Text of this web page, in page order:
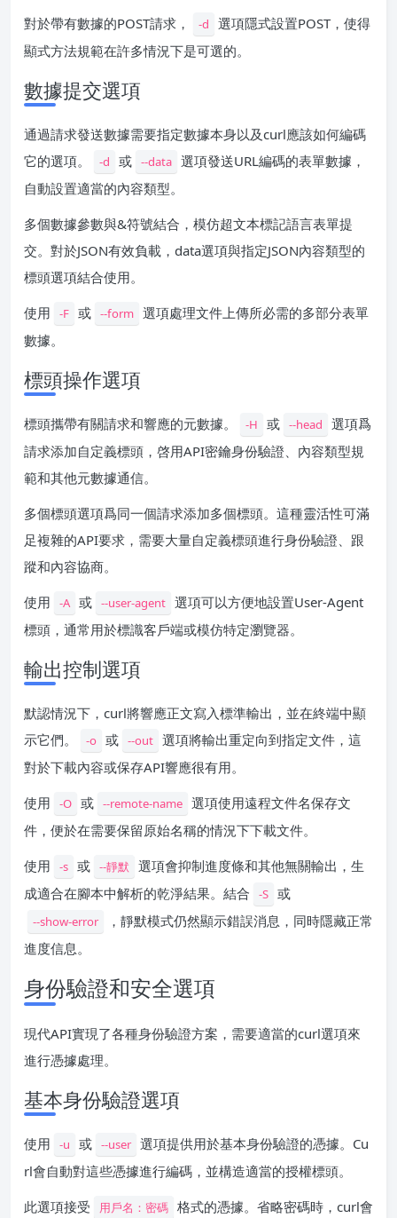
對於帶有數據的POST請求， -d
選項隱式設置POST，使得
顯式方法規範在許多情況下是可選的。
數據提交選項
通過請求發送數據需要指定數據本身以及curl應該如何編碼
它的選項。
-d 或 --data 選項發送URL編碼的表單數據，
自動設置適當的內容類型。
多個數據參數與&符號結合，模仿超文本標記語言表單提
交。對於JSON有效負載，data選項與指定JSON內容類型的
標頭選項結合使用。
使用
-F 或 --form 選項處理文件上傳所必需的多部分表單
數據。
標頭操作選項
標頭攜帶有關請求和響應的元數據。 -H 或 --head
選項爲
請求添加自定義標頭，啓用API密鑰身份驗證、內容類型規
範和其他元數據通信。
多個標頭選項爲同一個請求添加多個標頭。這種靈活性可滿
足複雜的API要求，需要大量自定義標頭進行身份驗證、跟
蹤和內容協商。
使用
-A 或 --user-agent 選項可以方便地設置User-Agent
標頭，通常用於標識客戶端或模仿特定瀏覽器。
輸出控制選項
默認情況下，curl將響應正文寫入標準輸出，並在終端中顯
示它們。
-o 或 --out 選項將輸出重定向到指定文件，這
對於下載內容或保存API響應很有用。
使用
-O 或 --remote-name 選項使用遠程文件名保存文
件，便於在需要保留原始名稱的情況下下載文件。
使用
-s 或 --靜默 選項會抑制進度條和其他無關輸出，生
成適合在腳本中解析的乾淨結果。結合
-S 或
--show-error
，靜默模式仍然顯示錯誤消息，同時隱藏正常
進度信息。
身份驗證和安全選項
現代API實現了各種身份驗證方案，需要適當的curl選項來
進行憑據處理。
基本身份驗證選項
使用 -u 或 --user 選項提供用於基本身份驗證的憑據。Cu
rl會自動對這些憑據進行編碼，並構造適當的授權標頭。
此選項接受
用戶名：密碼 格式的憑據。省略密碼時，curl會